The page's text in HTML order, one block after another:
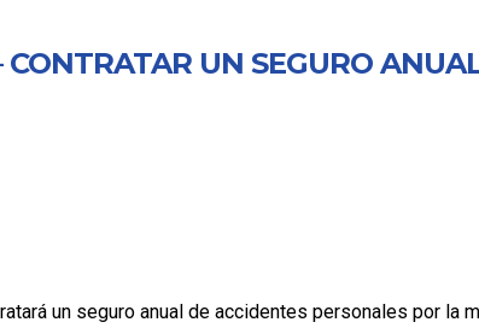
UN SEGURO
un seguro anual de accidentes personales por la